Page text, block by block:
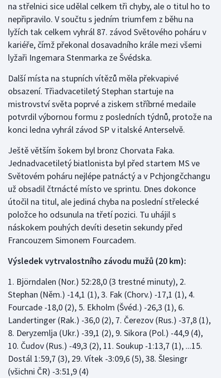
Olympijské hry
Parasport
Plavání
Plážový volejbal
Ragby
Rychlobruslení
Rychlostní kanoistika
Short track
Sportovní střelba
Stolní tenis
Vodní slalom
Volejbal
Ostatní
na střelnici sice udělal celkem tři chyby, ale o titul ho to
nepřipravilo. V součtu s jedním triumfem z běhu na
lyžích tak celkem vyhrál 87. závod Světového poháru v
kariéře, čímž překonal dosavadního krále mezi všemi
lyžaři Ingemara Stenmarka ze Švédska.
Další místa na stupních vítězů měla překvapivé
obsazení. Třiadvacetiletý Stephan startuje na
mistrovství světa poprvé a ziskem stříbrné medaile
potvrdil výbornou formu z posledních týdnů, protože na
konci ledna vyhrál závod SP v italské Anterselvě.
Ještě větším šokem byl bronz Chorvata Faka.
Jednadvacetiletý biatlonista byl před startem MS ve
Světovém poháru nejlépe patnáctý a v Pchjongčchangu
už obsadil čtrnácté místo ve sprintu. Dnes dokonce
útočil na titul, ale jediná chyba na poslední střelecké
položce ho odsunula na třetí pozici. Tu uhájil s
náskokem pouhých devíti desetin sekundy před
Francouzem Simonem Fourcadem.
Výsledek vytrvalostního závodu mužů (20 km):
1. Björndalen (Nor.) 52:28,0 (3 trestné minuty), 2.
Stephan (Něm.) -14,1 (1), 3. Fak (Chorv.) -17,1 (1), 4.
Fourcade -18,0 (2), 5. Ekholm (Švéd.) -26,3 (1), 6.
Landertinger (Rak.) -36,0 (2), 7. Čerezov (Rus.) -37,8 (1),
8. Deryzemlja (Ukr.) -39,1 (2), 9. Sikora (Pol.) -44,9 (4),
10. Čudov (Rus.) -49,3 (2), 11. Soukup -1:13,7 (1), ...15.
Dostál 1:59,7 (3), 29. Vítek -3:09,6 (5), 38. Šlesingr
(všichni ČR) -3:51,9 (4)